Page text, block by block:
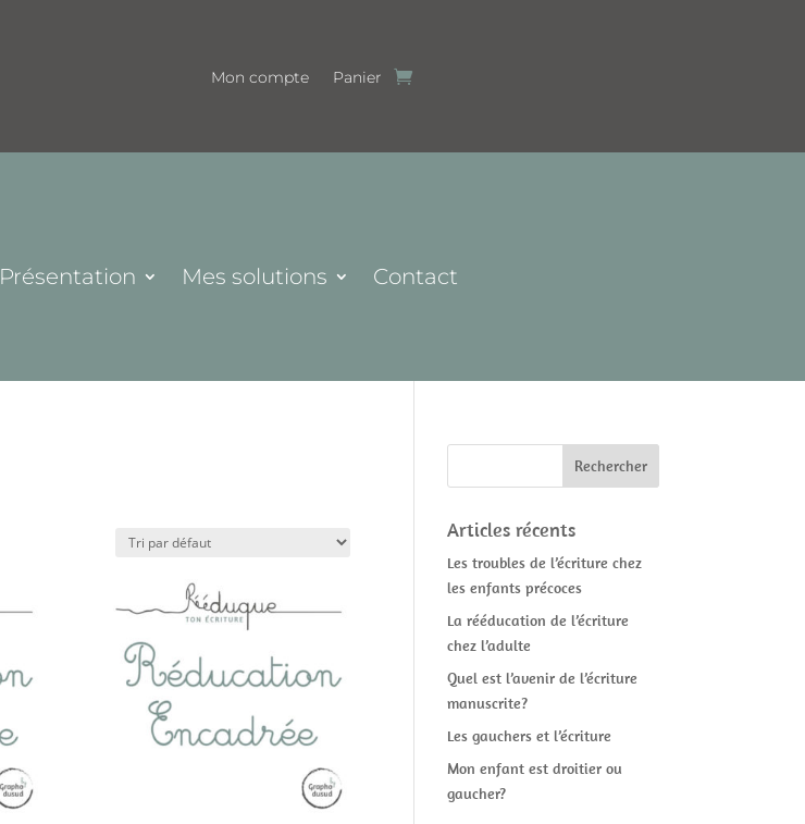
Mon compte Panier
Présentation Mes solutions Contact
Articles récents
Les troubles de l’écriture chez
les enfants précoces
La rééducation de l’écriture
chez l’adulte
Quel est l’avenir de l’écriture
manuscrite?
Les gauchers et l’écriture
Mon enfant est droitier ou
gaucher?